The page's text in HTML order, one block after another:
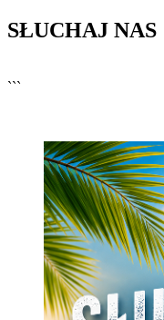
SŁUCHAJ NAS
```